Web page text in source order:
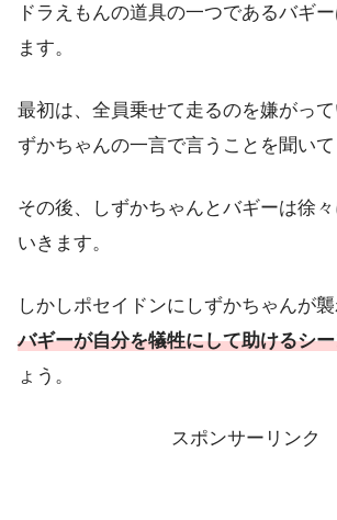
ドラえもんの道具の一つであるバギ
ます。
最初は、全員乗せて走るのを嫌がっ
ずかちゃんの一言で言うことを聞いて
その後、しずかちゃんとバギーは徐
いきます。
しかしポセイドンにしずかちゃんが襲
バギーが自分を犠牲にして助けるシ
ょう。
スポンサーリンク